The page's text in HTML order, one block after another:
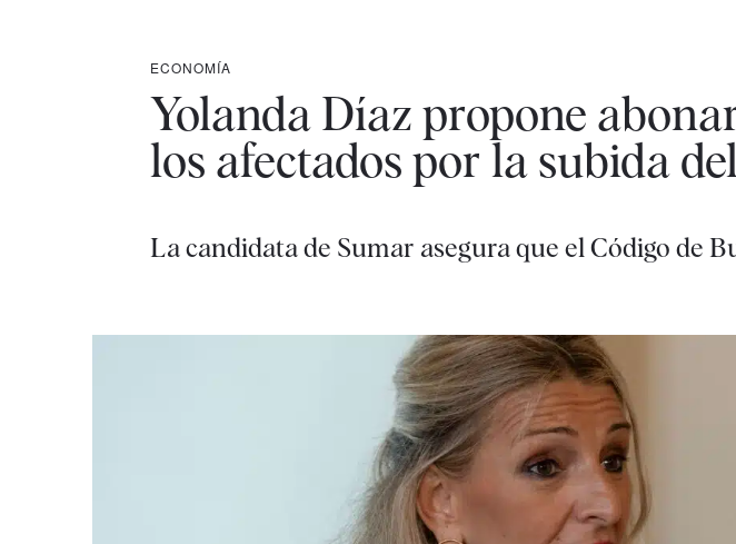
ECONOMÍA
Yolanda Díaz propone
los afectados por la subida
La candidata de Sumar asegura que el Código de